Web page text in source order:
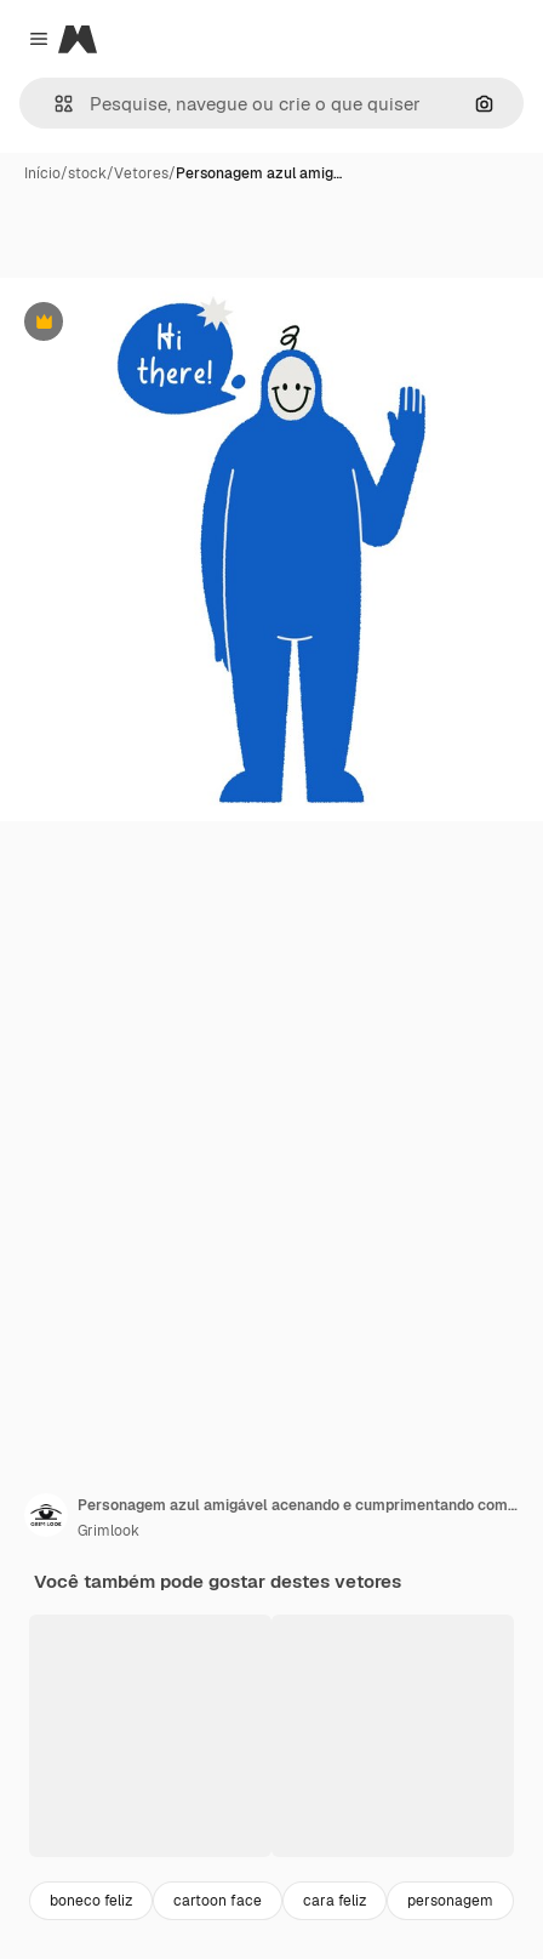
Close menu
Magnific
Início/stock/Vetores/Personagem azul amig…
Premium
Personagem azul amigável acenando e cumprimentando com balão de fala
Grimlook
Você também pode gostar destes vetores
boneco feliz cartoon face cara feliz personagem